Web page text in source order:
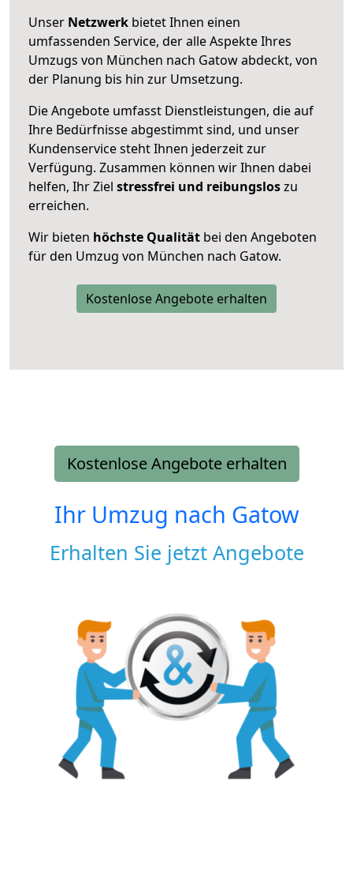
Unser Netzwerk bietet Ihnen einen
umfassenden Service, der alle Aspekte Ihres
Umzugs von München nach Gatow abdeckt, von
der Planung bis hin zur Umsetzung.
Die Angebote umfasst Dienstleistungen, die auf
Ihre Bedürfnisse abgestimmt sind, und unser
Kundenservice steht Ihnen jederzeit zur
Verfügung. Zusammen können wir Ihnen dabei
helfen, Ihr Ziel stressfrei und reibungsloszu
erreichen.
Wir bieten höchste Qualität bei den Angeboten
für den Umzug von München nach Gatow.
Kostenlose Angebote erhalten
Kostenlose Angebote erhalten
Ihr Umzug nach Gatow
Erhalten Sie jetzt Angebote